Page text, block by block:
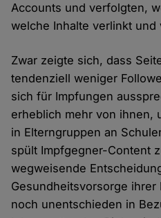
Accounts und verfolgten,
welche Inhalte verlinkt und
Zwar zeigte sich, dass
tendenziell weniger
sich für Impfungen
erheblich mehr von ihnen,
in Elterngruppen an
spült Impfgegner-Content
wegweisende
Gesundheitsvorsorge ihrer
noch unentschieden in